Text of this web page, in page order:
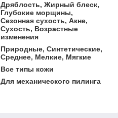
Дряблость, Жирный блеск,
Глубокие морщины,
Сезонная сухость, Акне,
Сухость, Возрастные
изменения
Природные, Синтетические,
Среднее, Мелкие, Мягкие
Все типы кожи
Для механического пилинга